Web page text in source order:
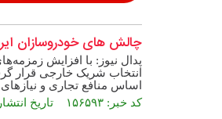
چالش های خودروسازان
پدال نیوز: با افزایش
انتخاب شریک خارجی قرار
اساس منافع تجاری و
کد خبر: ۱۵۶۵۹۳ تاریخ انتشار : ۱۴۰۴/۰۲/۰۳